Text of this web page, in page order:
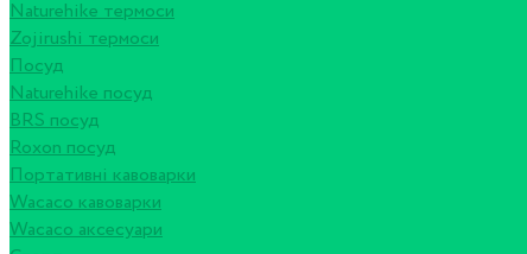
Naturehike термоси
Zojirushi термоси
Посуд
Naturehike посуд
BRS посуд
Roxon посуд
Портативні кавоварки
Wacaco кавоварки
Wacaco аксесуари